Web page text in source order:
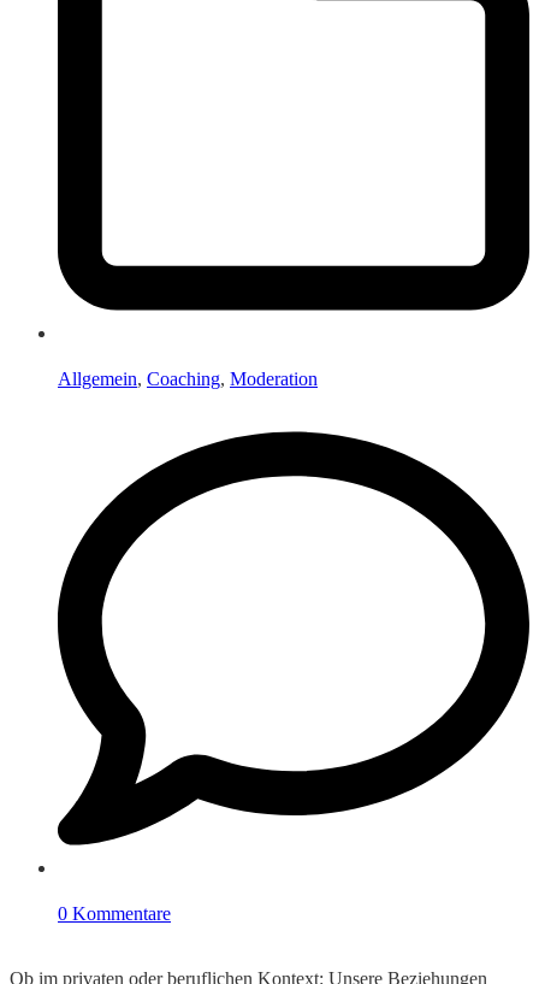
Allgemein, Coaching, Moderation
0 Kommentare
Ob im privaten oder beruflichen Kontext: Unsere Beziehungen